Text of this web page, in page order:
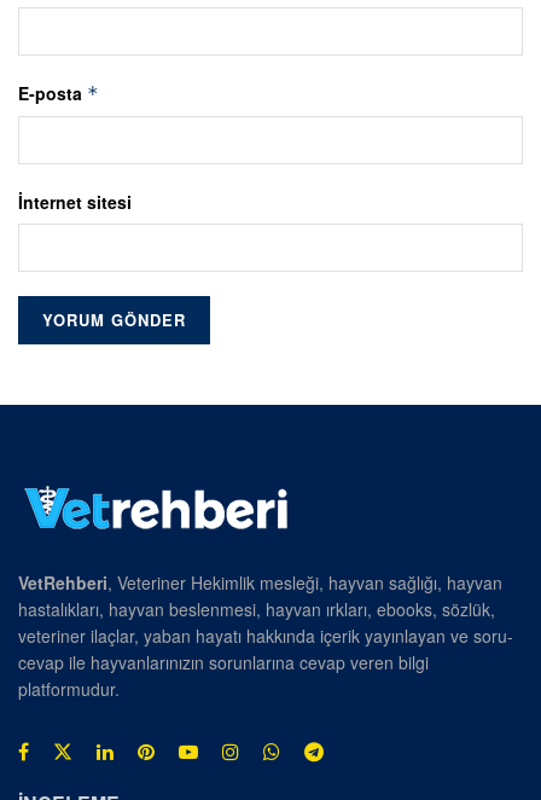
E-posta *
İnternet sitesi
VetRehberi, Veteriner Hekimlik mesleği, hayvan sağlığı, hayvan
hastalıkları, hayvan beslenmesi, hayvan ırkları, ebooks, sözlük,
veteriner ilaçlar, yaban hayatı hakkında içerik yayınlayan ve soru-
cevap ile hayvanlarınızın sorunlarına cevap veren bilgi
platformudur.